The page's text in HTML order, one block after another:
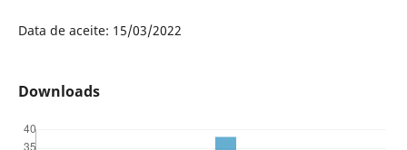
Data de aceite: 15/03/2022
Downloads